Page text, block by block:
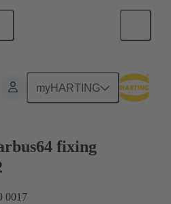
myHARTING
à carte fille
fixing
0017